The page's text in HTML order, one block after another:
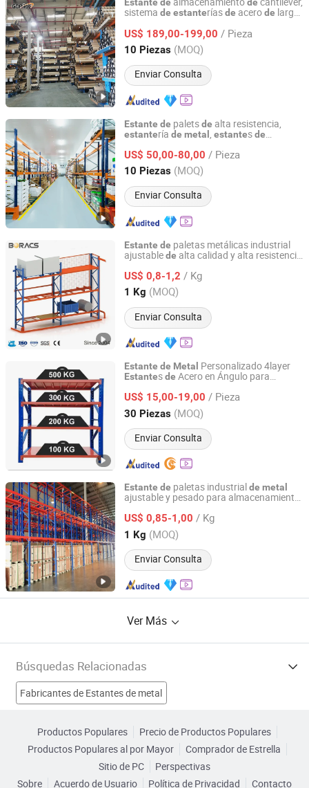
Estante de de
sistema de estanteríasde acerode largo
madera, solucióndeestantede
productos metálicos
US$ 189,00-199,00 / Pieza
10 Piezas (MOQ)
Enviar Consulta
Guangzhou Linghang Metal Products Co., Ltd.
Guangdong, China Desde 2025
Estante de paletsde alta resistencia,
estantería de metal estantesde
industriales para almacenamiento
US$ 50,00-80,00 / Pieza
10 Piezas (MOQ)
Enviar Consulta
Jiangsu Vijing Intelligent Logistics Co., Ltd.
Jiangsu, China Desde 2019
Estante de paletas metálicas industrial
ajustablede alta calidad y alta resistencia
precio competitivo
US$ 0,8-1,2 / Kg
1 Kg (MOQ)
Enviar Consulta
Nanjing Boracs Logistics Equipment Co., Ltd.
Jiangsu, China Desde 2021
Estante de Metal Personalizado 4layer
Estantesde Acero en Ángulo para
US$ 15,00-19,00 / Pieza
30 Piezas (MOQ)
Enviar Consulta
Qingdao Exstar Machinery Co., Ltd.
Shandong, China Desde 2022
Estante de paletas industrialde metal
ajustable y pesado para almacenamiento
US$ 0,85-1,00 / Kg
1 Kg (MOQ)
Enviar Consulta
Shanghai Norton Shelf Manufacturing Co., Ltd.
Shanghai, China Desde 2025
Ver Más
Búsquedas Relacionadas
Fabricantes de Estantes de metal
Fabricantes de estante de almacén Fabricantes de Estante
Productos Populares
Precio de Productos Populares
Productos Populares al por Mayor
Comprador de Estrella
Sitio de PC
Perspectivas
Sobre
Acuerdo de Usuario Política de Privacidad Contacto